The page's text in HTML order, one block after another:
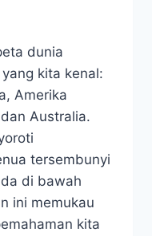
dunia
kita kenal:
Amerika
Australia.
tersembunyi
di bawah
ini memukau
kita